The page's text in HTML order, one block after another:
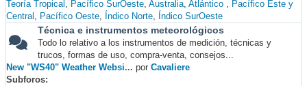
Teoría Tropical
Pacífico SurOeste Australia Atlántico
Pacífico Este y
Central
Pacífico Oeste Índico Norte Índico SurOeste
Técnica e instrumentos meteorológicos
Todo lo relativo a los instrumentos de medición, técnicas y
trucos, formas de uso, compra-venta, consejos...
New "WS40" Weather Websi... por Cavaliere
Subforos